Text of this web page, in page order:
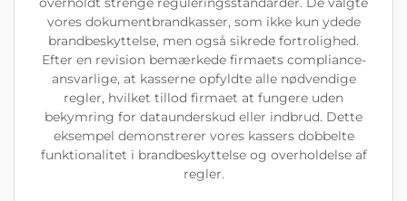
vores dokumentbrandkasser, som ikke kun ydede
brandbeskyttelse, men også sikrede fortrolighed.
Efter en revision bemærkede firmaets compliance-
ansvarlige, at kasserne opfyldte alle nødvendige
regler, hvilket tillod firmaet at fungere uden
bekymring for dataunderskud eller indbrud. Dette
eksempel demonstrerer vores kassers dobbelte
funktionalitet i brandbeskyttelse og overholdelse af
regler.